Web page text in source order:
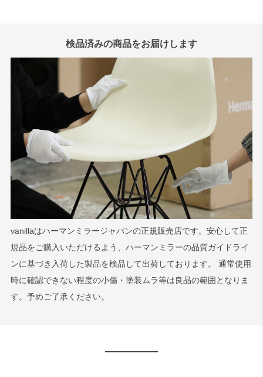
検品済みの商品をお届けします
vanillaはハーマンミラージャパンの正規販売店です。安心して正
規品をご購入いただけるよう、ハーマンミラーの品質ガイドライ
ンに基づき入荷した製品を検品して出荷しております。 通常使用
時に確認できない程度の小傷・塗装ムラ等は良品の範囲となりま
す。予めご了承ください。